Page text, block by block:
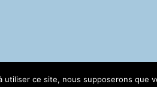
ce site, nous supposerons que